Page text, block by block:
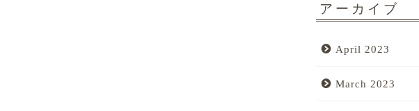
アーカイブ
April 2023
March 2023